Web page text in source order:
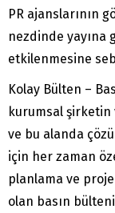
PR ajanslarının
nezdinde yayına
etkilenmesine
Kolay Bülten –
kurumsal şirketin
ve bu alanda
için her zaman
planlama ve
olan basın